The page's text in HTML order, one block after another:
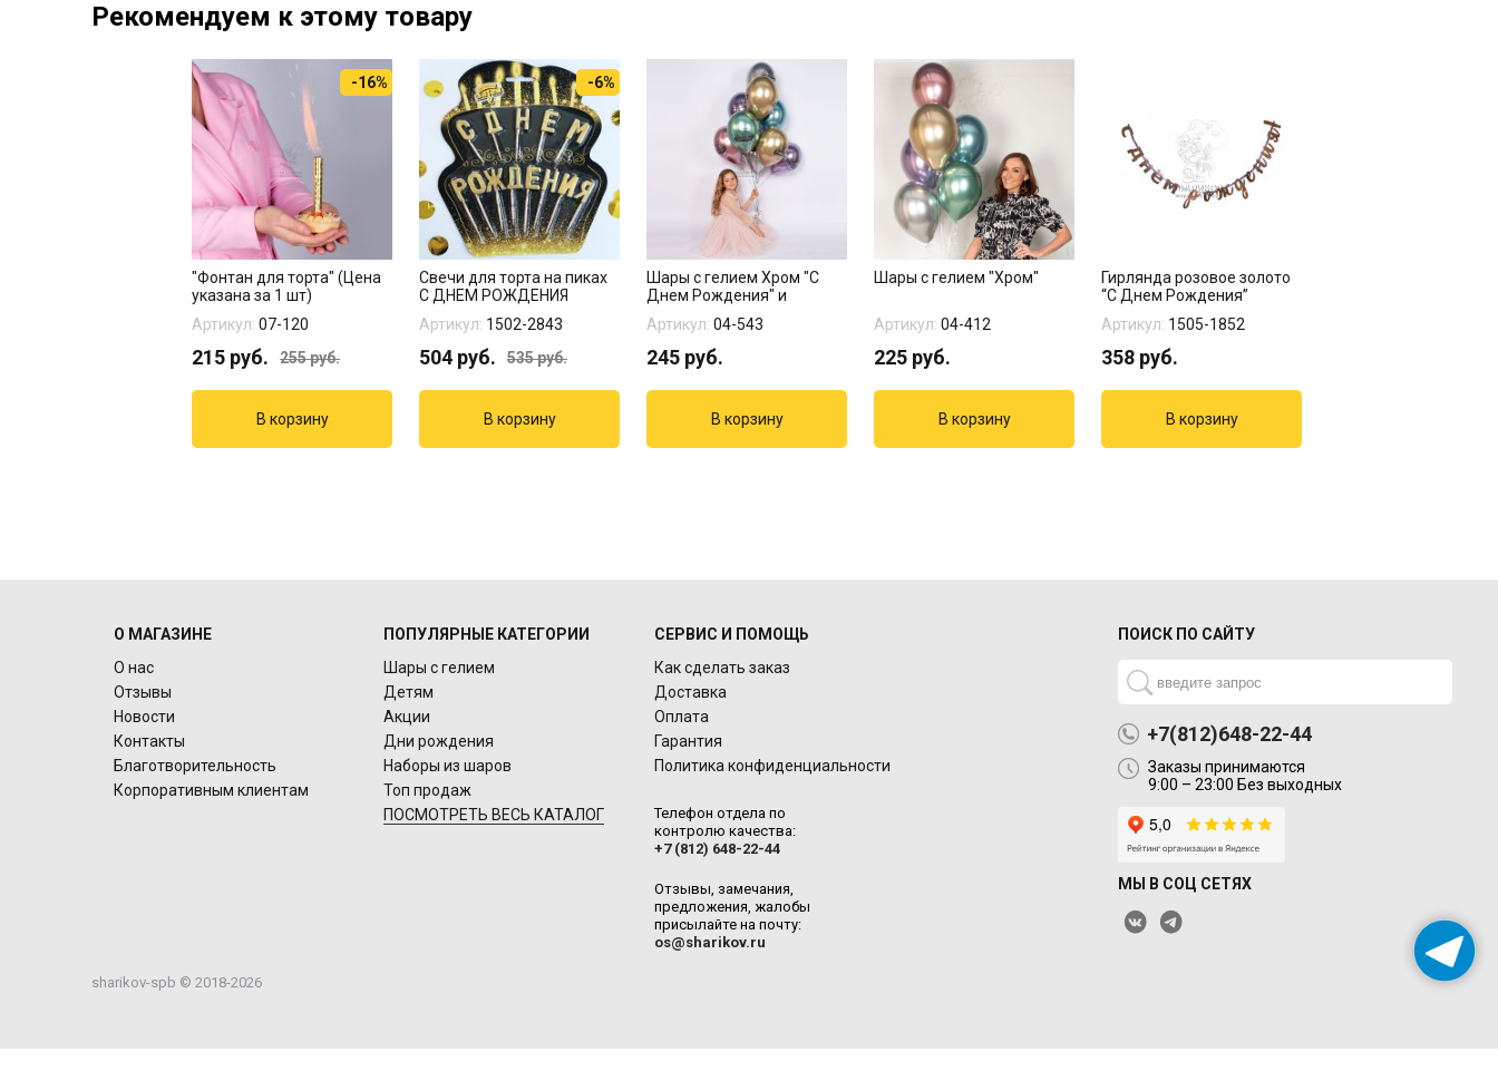
Рекомендуем к этому товару
-16%
"Фонтан для торта" (Цена
указана за 1 шт)
Артикул: 07-120
215 руб. 255руб.
-6%
Свечи для торта на пиках
С ДНЕМ РОЖДЕНИЯ
Артикул: 1502-2843
504 руб. 535руб.
Шары с гелием Хром "С
Днем Рождения" и
Артикул: 04-543
245 руб.
Шары с гелием "Хром"
Артикул: 04-412
225 руб.
Гирлянда розовое золото
“С Днем Рождения”
Артикул: 1505-1852
358 руб.
О МАГАЗИНЕ
О нас
Отзывы
Новости
Контакты
Благотворительность
Корпоративным клиентам
ПОПУЛЯРНЫЕ КАТЕГОРИИ
Шары с гелием
Детям
Акции
Дни рождения
Наборы из шаров
Топ продаж
ПОСМОТРЕТЬ ВЕСЬ КАТАЛОГ
СЕРВИС И ПОМОЩЬ
Как сделать заказ
Доставка
Оплата
Гарантия
Политика конфиденциальности
Телефон отдела по
контролю качества:
+7 (812) 648-22-44
Отзывы, замечания,
предложения, жалобы
присылайте на почту:
os@sharikov.ru
ПОИСК ПО САЙТУ
+7(812)648-22-44
Заказы принимаются
9:00 – 23:00 Без выходных
МЫ В СОЦ СЕТЯХ
sharikov-spb © 2018-2026